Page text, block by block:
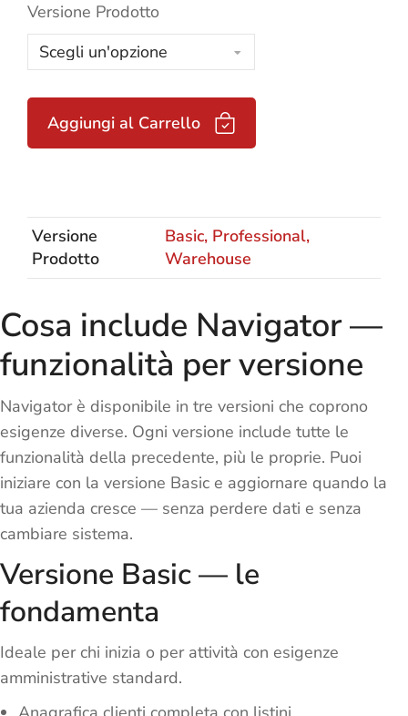
Versione Prodotto
Aggiungi al Carrello
Versione
Prodotto
Basic, Professional,
Warehouse
Cosa include Navigator —
funzionalità per versione
Navigator è disponibile in tre versioni che coprono
esigenze diverse. Ogni versione include tutte le
funzionalità della precedente, più le proprie. Puoi
iniziare con la versione Basic e aggiornare quando la
tua azienda cresce — senza perdere dati e senza
cambiare sistema.
Versione Basic — le
fondamenta
Ideale per chi inizia o per attività con esigenze
amministrative standard.